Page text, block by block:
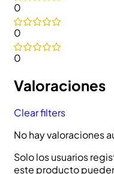
0
0
0
Valoraciones
Clear filters
No hay valoraciones
Solo los usuarios
este producto